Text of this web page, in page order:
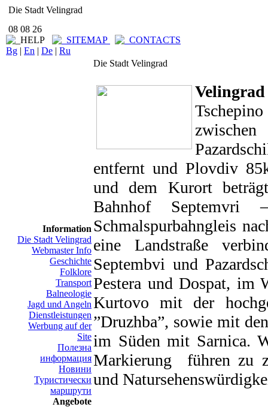
Die Stadt Velingrad
08 08 26
Bg | En | De | Ru
Information
Die Stadt Velingrad
Webmaster Info
Geschichte
Folklore
Transport
Balneologie
Jagd und Angeln
Dienstleistungen
Werbung auf der
Site
Полезна
информация
Новини
Туристически
маршрути
Angebote
Die Stadt Velingrad
Velingrad
entfernt und Plovdiv
und dem Kurort
Bahnhof
Schmalspurbahngleis
eine Landstraße
Septembvi und
Pestera und Dospat, im
Kurtovo mit der
”Druzhba”, sowie mit
im Süden mit Sarnica.
Markierung führen zu
und